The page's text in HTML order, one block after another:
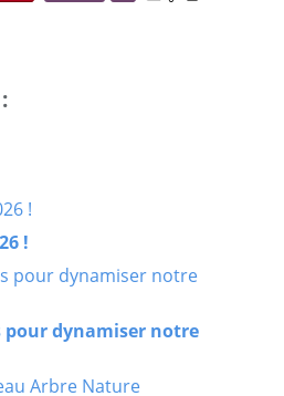
!
pour dynamiser notre